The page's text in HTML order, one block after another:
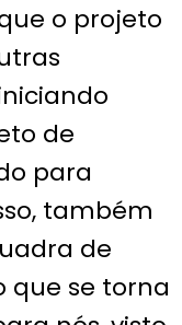
o projeto
de
para
também
de
que se torna